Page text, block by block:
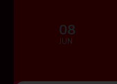
08
JUN